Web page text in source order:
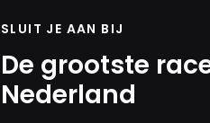
SLUIT JE AAN BIJ
De grootste
Nederland